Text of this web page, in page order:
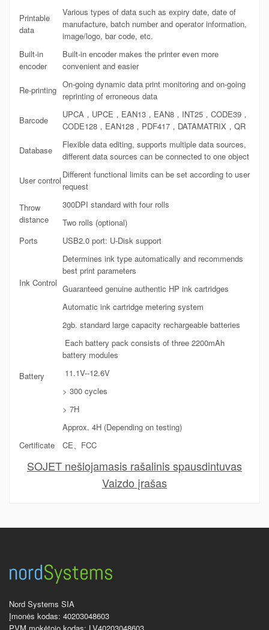
Printable
data
Various types of data such as expiry date, date of
manufacture, batch number and operator information,
image/logo, bar code, etc.
Built-in
encoder
Built-in encoder makes the printer even more
convenient and easier
Re-printing
On-going dynamic data print monitoring and on-going
reprinting of erroneous data
Barcode
UPCA，UPCE，EAN13，EAN8，INT25，CODE39，
CODE128，EAN128，PDF417，DATAMATRIX，QR
Database
Flexible data editing, supports multiple data sources,
different data sources can be connected to one object
User control
Different functional limits can be set according to user
request
Throw
distance
300DPI standard with four rolls
Two rolls (optional)
Ports
USB2.0 port: U-Disk support
Ink Control
Determines ink type automatically and recommends
best print parameters
Guaranteed genuine authentic HP ink cartridges
Automatic ink cartridge metering system
Battery
2gb. standard large capacity rechargeable batteries
Each battery pack consists of three 2200mAh
battery modules
11.1V--12.6V
> 300 cycles
> 7H
Approx. 4H (Depending on testing)
Certificate
CE、FCC
SOJET nešiojamasis rašalinis spausdintuvas
Vaizdo įrašas
Nord Systems SIA
Įmonės kodas: 40203048603